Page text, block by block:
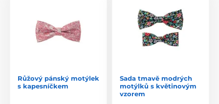
Růžový pánský motýlek
s kapesníčkem
Sada tmavě modrých
motýlků s květinovým
vzorem